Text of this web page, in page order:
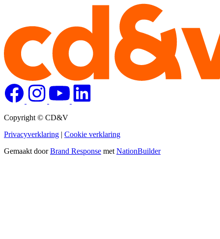
Copyright © CD&V
Privacyverklaring | Cookie verklaring
Gemaakt doorBrand Response met NationBuilder